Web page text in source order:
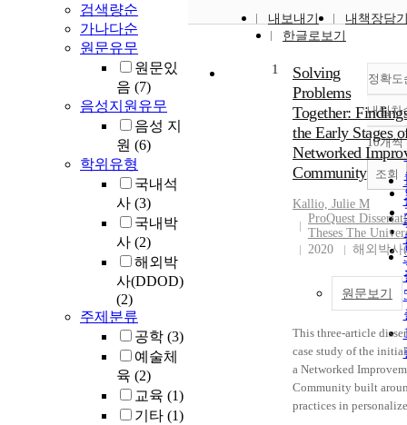
검색량순
가나다순
원문유무
원문있
음 (7)
음성지원유무
음성 지
원 (6)
학위유형
국내석
사 (3)
국내박
사 (2)
해외박
사(DDOD)
(2)
주제분류
공학 (3)
예술체
육 (2)
교육 (1)
기타 (1)
내보내기
내책장담
한글로보기
정확도
내림차
10개씩
조회
1
Solving
Problems
Together:
the Early Stages
Networked
Community
Kallio, Julie M
ProQuest
Theses The
2020
해외박사
원문보기
This three-article
case study of the
a Networked
Community built
practices in